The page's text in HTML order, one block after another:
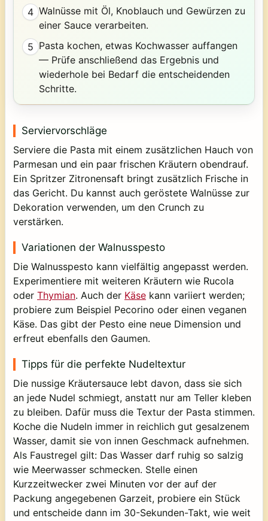
4 Walnüsse mit Öl, Knoblauch und Gewürzen zu
einer Sauce verarbeiten.
5 Pasta kochen, etwas Kochwasser auffangen
— Prüfe anschließend das Ergebnis und
wiederhole bei Bedarf die entscheidenden
Schritte.
Serviervorschläge
Serviere die Pasta mit einem zusätzlichen Hauch von
Parmesan und ein paar frischen Kräutern obendrauf.
Ein Spritzer Zitronensaft bringt zusätzlich Frische in
das Gericht. Du kannst auch geröstete Walnüsse zur
Dekoration verwenden, um den Crunch zu
verstärken.
Variationen der Walnusspesto
Die Walnusspesto kann vielfältig angepasst werden.
Experimentiere mit weiteren Kräutern wie Rucola
oder Thymian. Auch der Käse kann variiert werden;
probiere zum Beispiel Pecorino oder einen veganen
Käse. Das gibt der Pesto eine neue Dimension und
erfreut ebenfalls den Gaumen.
Tipps für die perfekte Nudeltextur
Die nussige Kräutersauce lebt davon, dass sie sich
an jede Nudel schmiegt, anstatt nur am Teller kleben
zu bleiben. Dafür muss die Textur der Pasta stimmen.
Koche die Nudeln immer in reichlich gut gesalzenem
Wasser, damit sie von innen Geschmack aufnehmen.
Als Faustregel gilt: Das Wasser darf ruhig so salzig
wie Meerwasser schmecken. Stelle einen
Kurzzeitwecker zwei Minuten vor der auf der
Packung angegebenen Garzeit, probiere ein Stück
und entscheide dann im 30-Sekunden-Takt, wie weit